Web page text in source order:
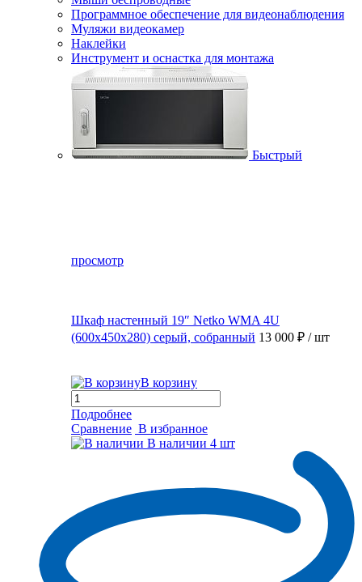
Программное обеспечение для видеонаблюдения
Муляжи видеокамер
Наклейки
Инструмент и оснастка для монтажа
Быстрый
просмотр
Шкаф настенный 19″ Netko WMA 4U
(600x450x280) серый, собранный 13 000 ₽ / шт
В корзину
Подробнее
Сравнение В избранное
В наличии 4 шт